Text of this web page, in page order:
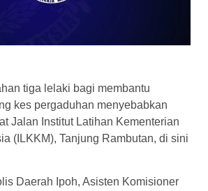
tiga lelaki bagi membantu
kes pergaduhan menyebabkan
Jalan Institut Latihan Kementerian
(ILKKM), Tanjung Rambutan, di sini
Daerah Ipoh, Asisten Komisioner